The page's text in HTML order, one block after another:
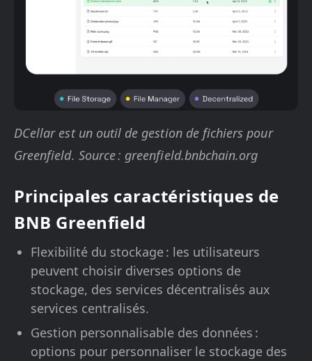
DCellar est un outil de gestion de fichiers pour
Greenfield. Source : greenfield.bnbchain.org
Principales caractéristiques de
BNB Greenfield
Flexibilité du stockage : les utilisateurs
peuvent choisir diverses options de
stockage, des services décentralisés aux
services centralisés.
Gestion personnalisable des données :
options pour personnaliser le stockage des